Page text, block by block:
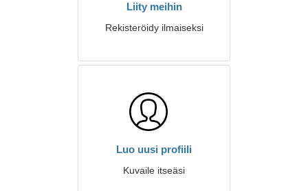
Liity meihin
Rekisteröidy ilmaiseksi
Luo uusi profiili
Kuvaile itseäsi